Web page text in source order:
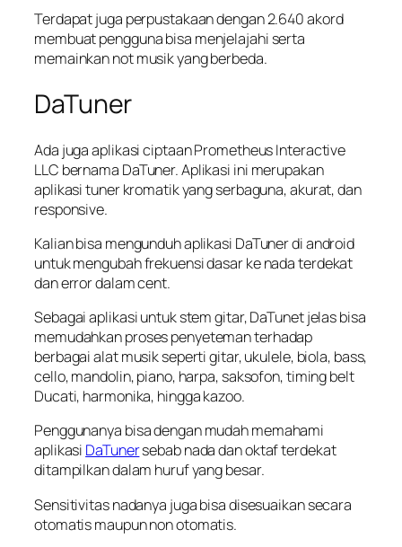
Terdapat juga perpustakaan dengan 2.640 akord
membuat pengguna bisa menjelajahi serta
memainkan not musik yang berbeda.
DaTuner
Ada juga aplikasi ciptaan Prometheus Interactive
LLC bernama DaTuner. Aplikasi ini merupakan
aplikasi tuner kromatik yang serbaguna, akurat, dan
responsive.
Kalian bisa mengunduh aplikasi DaTuner di android
untuk mengubah frekuensi dasar ke nada terdekat
dan error dalam cent.
Sebagai aplikasi untuk stem gitar, DaTunet jelas bisa
memudahkan proses penyeteman terhadap
berbagai alat musik seperti gitar, ukulele, biola, bass,
cello, mandolin, piano, harpa, saksofon, timing belt
Ducati, harmonika, hingga kazoo.
Penggunanya bisa dengan mudah memahami
aplikasi DaTunersebab nada dan oktaf terdekat
ditampilkan dalam huruf yang besar.
Sensitivitas nadanya juga bisa disesuaikan secara
otomatis maupun non otomatis.